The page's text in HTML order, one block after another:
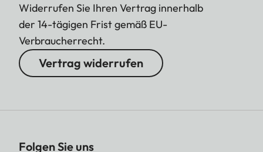
Widerrufen Sie Ihren Vertrag innerhalb
der 14-tägigen Frist gemäß EU-
Verbraucherrecht.
Vertrag widerrufen
Folgen Sie uns